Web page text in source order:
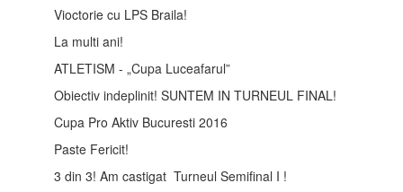
Vioctorie cu LPS Braila!
La multi ani!
ATLETISM - „Cupa Luceafarul”
Obiectiv indeplinit! SUNTEM IN TURNEUL FINAL!
Cupa Pro Aktiv Bucuresti 2016
Paste Fericit!
3 din 3! Am castigat Turneul Semifinal I !